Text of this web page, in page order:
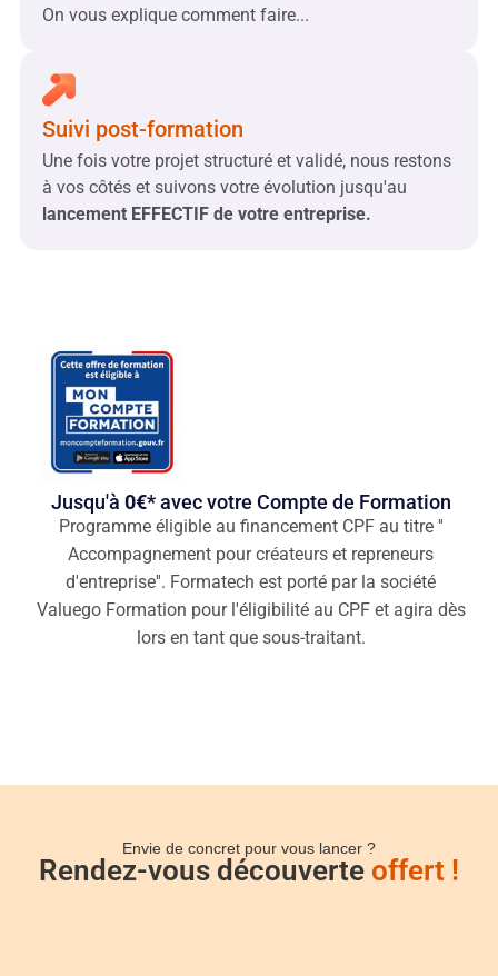
On vous explique comment faire...
Suivi post-formation
Une fois votre projet structuré et validé, nous restons
à vos côtés et suivons votre évolution jusqu'au
lancement EFFECTIF de votre entreprise.
Jusqu'à 0€*avec votre Compte de Formation
Programme éligible au financement CPF au titre ''
Accompagnement pour créateurs et repreneurs
d'entreprise''. Formatech est porté par la société
Valuego Formation pour l'éligibilité au CPF et agira dès
lors en tant que sous-traitant.
Envie de concret pour vous lancer ?
Rendez-vous découverte offert !